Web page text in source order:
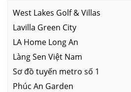
West Lakes Golf & Villas
Lavilla Green City
LA Home Long An
Làng Sen Việt Nam
Sơ đồ tuyến metro số 1
Phúc An Garden